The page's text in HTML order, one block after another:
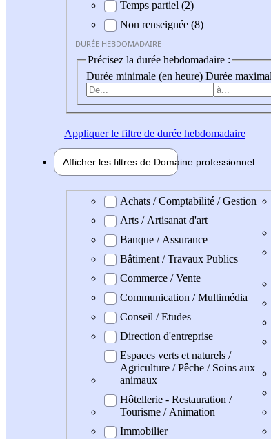
Temps partiel (2)
Non renseignée (8)
DURÉE HEBDOMADAIRE
Précisez la durée hebdomadaire :
Durée minimale (en heure) Durée
Appliquerle filtre de durée hebdomadaire
Afficher les filtres de Domaine professionnel
Domaine professionel
Achats / Comptabilité / Gestion
Arts / Artisanat d'art
Banque / Assurance
Bâtiment / Travaux Publics
Commerce / Vente
Communication / Multimédia
Conseil / Etudes
Direction d'entreprise
Espaces verts et naturels /
Agriculture / Pêche / Soins aux
animaux
Hôtellerie - Restauration /
Tourisme / Animation
Immobilier